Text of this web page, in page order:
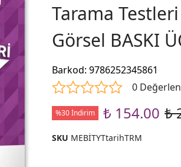
Tarama
Görsel BASKI
Barkod:9786252345861
0
%30 İndirim ₺ 154.00 ₺
SKU MEBİTYTtarihTRM